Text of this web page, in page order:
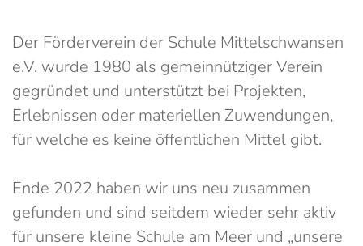
Der Förderverein der Schule Mittelschwansen
e.V. wurde 1980 als gemeinnütziger Verein
gegründet und unterstützt bei Projekten,
Erlebnissen oder materiellen Zuwendungen,
für welche es keine öffentlichen Mittel gibt.
Ende 2022 haben wir uns neu zusammen
gefunden und sind seitdem wieder sehr aktiv
für unsere kleine Schule am Meer und „unsere